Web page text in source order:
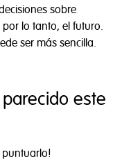
sobre
por lo tanto, el futuro.
ser más sencilla.
este
puntuarlo!